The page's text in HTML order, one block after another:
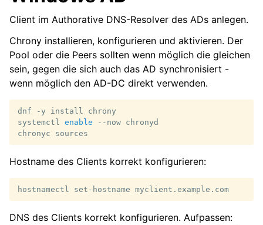
Client im Authorative DNS-Resolver des ADs anlegen.
Chrony installieren, konfigurieren und aktivieren. Der
Pool oder die Peers sollten wenn möglich die gleichen
sein, gegen die sich auch das AD synchronisiert -
wenn möglich den AD-DC direkt verwenden.
dnf -y install
chrony
systemctl enable --now chronyd
chronyc
Hostname des Clients korrekt konfigurieren:
hostnamectl set-hostname
DNS des Clients korrekt konfigurieren. Aufpassen: